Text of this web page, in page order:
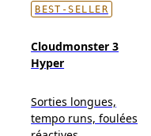
BEST-SELLER
Cloudmonster 3
Hyper
Sorties longues,
tempo runs, foulées